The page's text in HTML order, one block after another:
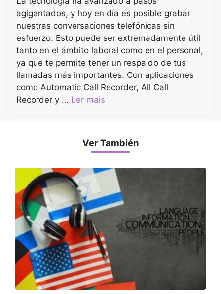
agigantados, y hoy en día es posible grabar
nuestras conversaciones telefónicas sin
esfuerzo. Esto puede ser extremadamente útil
tanto en el ámbito laboral como en el personal,
ya que te permite tener un respaldo de tus
llamadas más importantes. Con aplicaciones
como Automatic Call Recorder, All Call
Recorder y … Ler mais
Ver También